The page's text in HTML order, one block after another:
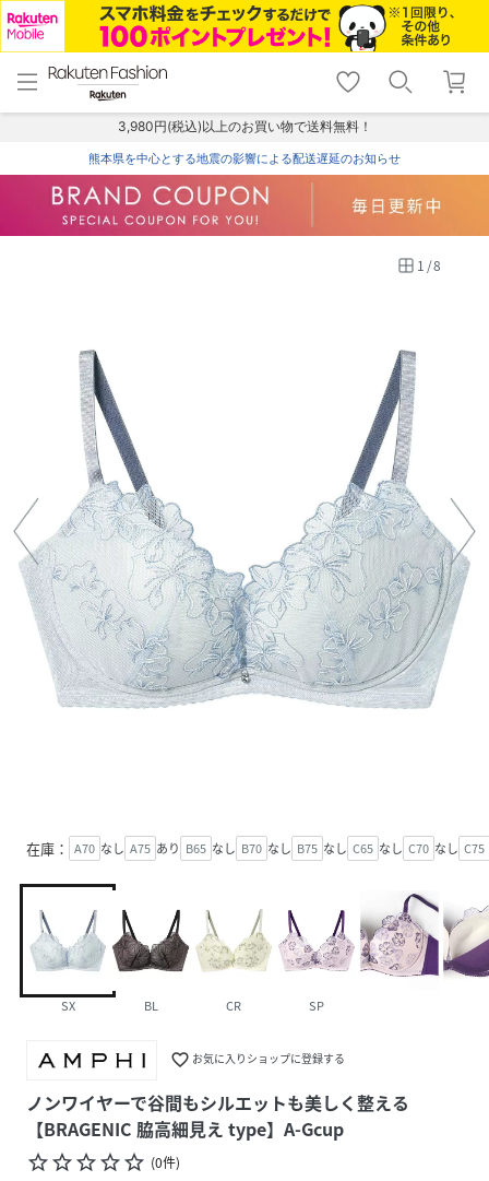
menu home
トップ
shopping_cart lock_outline
ログイン
3,980円(税込)以上のお買い物で送料無料！
熊本県を中心とする地震の影響による配送遅延のお知らせ
1 /8
在庫： A70 なし A75 あり B65 なし B70 なし B75 なし C65 なし C70 なし C75
SX BL CR SP
favorite_border お気に入りショップに登録する
ノンワイヤーで谷間もシルエットも美しく整える
【BRAGENIC 脇高細見え type】A-Gcup
star_borderstar_borderstar_borderstar_borderstar_border (0件)